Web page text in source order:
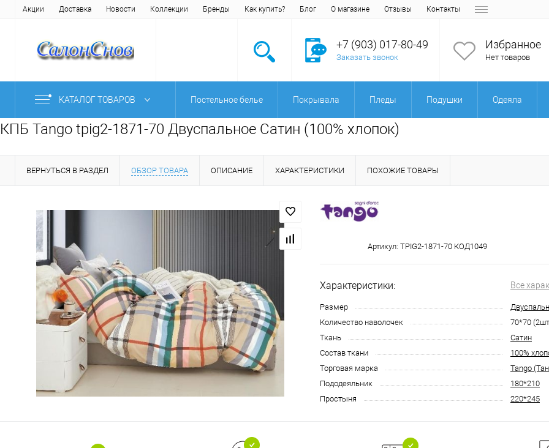
Акции Доставка Новости Коллекции Бренды Как купить? Блог О магазине Отзывы Контакты
+7 (903) 017-80-49
Заказать звонок
Избранное
Нет товаров
КАТАЛОГ ТОВАРОВ Постельное белье Покрывала Пледы Подушки Одеяла
КПБ Tango tpig2-1871-70 Двуспальное Сатин (100% хлопок)
ВЕРНУТЬСЯ В РАЗДЕЛ ОБЗОР ТОВАРА ОПИСАНИЕ ХАРАКТЕРИСТИКИ ПОХОЖИЕ ТОВАРЫ
Артикул: TPIG2-1871-70 КОД1049
Характеристики: Все
Размер
Количество наволочек
70*70
Ткань
Сатин
Состав ткани
100%
Торговая марка
Tango
Пододеяльник
180*210
Простыня
220*245